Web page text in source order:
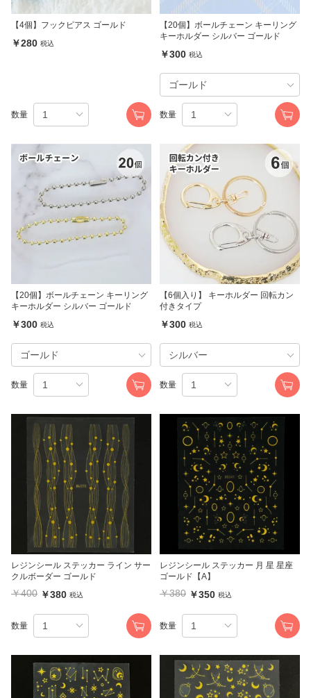
【4個】フックピアス ゴールド
￥280 税込
数量
【20個】ボールチェーン キーリング
キーホルダー シルバー ゴールド
￥300 税込
数量
【20個】ボールチェーン キーリング
キーホルダー シルバー ゴールド
￥300 税込
数量
【6個入り】 キーホルダー 回転カン
付きタイプ
￥300 税込
数量
レジンシール ステッカー ライン サー
クルボーダー ゴールド
￥400 ￥380 税込
数量
レジンシール ステッカー 月 星 星座
ゴールド【A】
￥380 ￥350 税込
数量